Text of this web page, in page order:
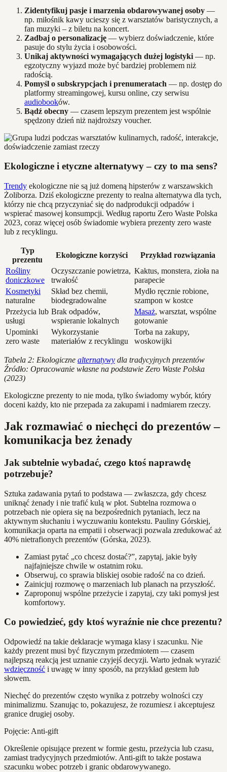
Zidentyfikuj pasje i marzenia obdarowywanej osoby —
np. miłośnik kawy ucieszy się z warsztatów baristycznych, a
fan muzyki – z biletu na koncert.
Zadbaj o personalizację — wybierz doświadczenie, które
pasuje do stylu życia i osobowości.
Unikaj aktywności wymagających dużej logistyki — np.
egzotyczny wyjazd może być bardziej problemem niż
radością.
Pomyśl o subskrypcjach i prenumeratach — np. dostęp do
platformy streamingowej, kursu online, czy serwisu
audiobooków.
Bądź obecny — czasem lepszym prezentem jest wspólnie
spędzony dzień niż najdroższy voucher.
Ekologiczne i etyczne alternatywy – czy to ma sens?
Trendy ekologiczne nie są już domeną hipsterów z warszawskich
Żoliborza. Dziś ekologiczne prezenty to realna alternatywa dla tych,
którzy nie chcą przyczyniać się do nadprodukcji odpadów i
wspierać masowej konsumpcji. Według raportu Zero Waste Polska
2023, coraz więcej osób świadomie wybiera prezenty zero waste
lub z recyklingu.
Typ
prezentu
Ekologiczne korzyści
Przykład rozwiązania
Rośliny
doniczkowe
Oczyszczanie powietrza,
trwałość
Kaktus, monstera, zioła na
parapecie
Kosmetyki
naturalne
Skład bez chemii,
biodegradowalne
Mydło ręcznie robione,
szampon w kostce
Przeżycia lub
usługi
Brak odpadów,
wspieranie lokalnych
Masaż, warsztat, wspólne
gotowanie
Upominki
zero waste
Wykorzystanie
materiałów z recyklingu
Torba na zakupy,
woskowijki
Tabela 2: Ekologiczne alternatywy dla tradycyjnych prezentów
Źródło: Opracowanie własne na podstawie Zero Waste Polska
(2023)
Ekologiczne prezenty to nie moda, tylko świadomy wybór, który
doceni każdy, kto nie przepada za zakupami i nadmiarem rzeczy.
Jak rozmawiać o niechęci do prezentów –
komunikacja bez żenady
Jak subtelnie wybadać, czego ktoś naprawdę
potrzebuje?
Sztuka zadawania pytań to podstawa — zwłaszcza, gdy chcesz
uniknąć żenady i nie trafić kulą w płot. Subtelna rozmowa o
potrzebach nie opiera się na bezpośrednich pytaniach, lecz na
aktywnym słuchaniu i wyczuwaniu kontekstu. Pauliny Górskiej,
komunikacja oparta na empatii i obserwacji pozwala zredukować aż
40% nietrafionych prezentów (Górska, 2023).
Zamiast pytać „co chcesz dostać?”, zapytaj, jakie były
najfajniejsze chwile w ostatnim roku.
Obserwuj, co sprawia bliskiej osobie radość na co dzień.
Zainicjuj rozmowę o marzeniach lub planach na przyszłość.
Zaproponuj wspólne przeżycie i zapytaj, czy taki pomysł jest
komfortowy.
Co powiedzieć, gdy ktoś wyraźnie nie chce prezentu?
Odpowiedź na takie deklaracje wymaga klasy i szacunku. Nie
każdy prezent musi być fizycznym przedmiotem — czasem
najlepszą reakcją jest uznanie czyjejś decyzji. Warto jednak wyrazić
wdzięczność i uwagę w inny sposób, na przykład gestem lub
słowem.
Niechęć do prezentów często wynika z potrzeby wolności czy
minimalizmu. Szanując to, pokazujesz, że rozumiesz i akceptujesz
granice drugiej osoby.
Pojęcie: Anti-gift
Określenie opisujące prezent w formie gestu, przeżycia lub czasu,
zamiast tradycyjnych przedmiotów. Anti-gift to także postawa
szacunku wobec potrzeb i granic obdarowywanego.